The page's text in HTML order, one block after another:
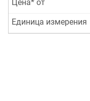
Цена* от
Единица измерения